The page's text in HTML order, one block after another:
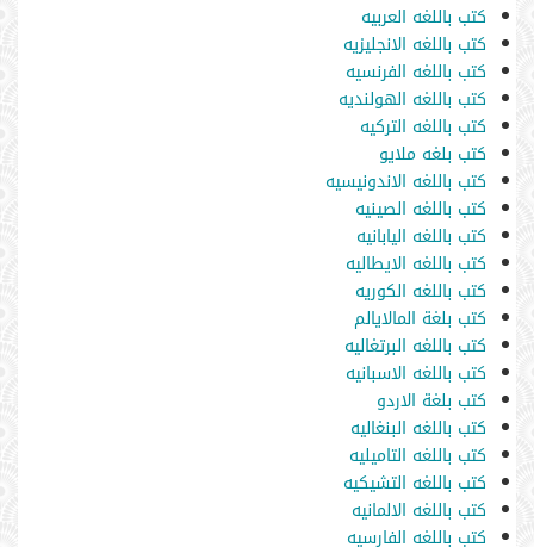
كتب باللغه العربيه
كتب باللغه الانجليزيه
كتب باللغه الفرنسيه
كتب باللغه الهولنديه
كتب باللغه التركيه
كتب بلغه ملايو
كتب باللغه الاندونيسيه
كتب باللغه الصينيه
كتب باللغه اليابانيه
كتب باللغه الايطاليه
كتب باللغه الكوريه
كتب بلغة المالايالم
كتب باللغه البرتغاليه
كتب باللغه الاسبانيه
كتب بلغة الاردو
كتب باللغه البنغاليه
كتب باللغه التاميليه
كتب باللغه التشيكيه
كتب باللغه الالمانيه
كتب باللغه الفارسيه